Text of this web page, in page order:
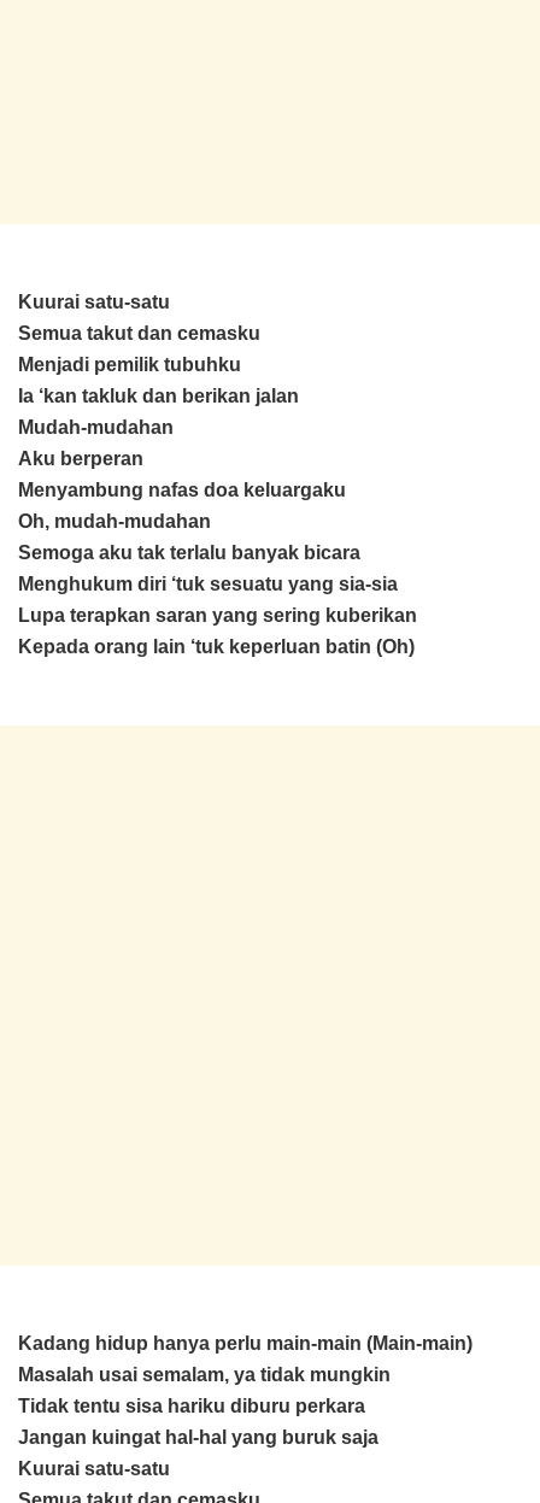
Kuurai satu-satu
Semua takut dan cemasku
Menjadi pemilik tubuhku
Ia ‘kan takluk dan berikan jalan
Mudah-mudahan
Aku berperan
Menyambung nafas doa keluargaku
Oh, mudah-mudahan
Semoga aku tak terlalu banyak bicara
Menghukum diri ‘tuk sesuatu yang sia-sia
Lupa terapkan saran yang sering kuberikan
Kepada orang lain ‘tuk keperluan batin (Oh)
Kadang hidup hanya perlu main-main (Main-main)
Masalah usai semalam, ya tidak mungkin
Tidak tentu sisa hariku diburu perkara
Jangan kuingat hal-hal yang buruk saja
Kuurai satu-satu